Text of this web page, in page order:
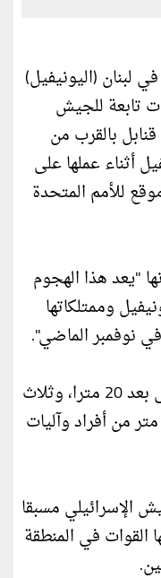
لبنان (اليونيفيل)
تابعة للجيش
بالقرب من
أثناء عملها على
للأمم المتحدة
"يعد هذا الهجوم
وممتلكاتها
نوفمبر الماضي".
وتابعت "سقطت قنبلة واحدة على بعد 20 مترا، وثلاث
قنابل أخرى على بعد حوالي 100 متر من أفراد وآليات
الإسرائيلي مسبقا
القوات في المنطقة